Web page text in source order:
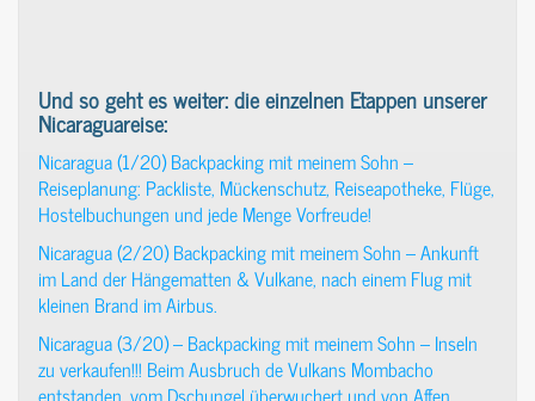
Und so geht es weiter: die einzelnen Etappen unserer
Nicaraguareise:
Nicaragua (1/20) Backpacking mit meinem Sohn –
Reiseplanung: Packliste, Mückenschutz, Reiseapotheke, Flüge,
Hostelbuchungen und jede Menge Vorfreude!
Nicaragua (2/20) Backpacking mit meinem Sohn – Ankunft
im Land der Hängematten & Vulkane, nach einem Flug mit
kleinen Brand im Airbus.
Nicaragua (3/20) – Backpacking mit meinem Sohn – Inseln
zu verkaufen!!! Beim Ausbruch de Vulkans Mombacho
entstanden, vom Dschungel überwuchert und von Affen